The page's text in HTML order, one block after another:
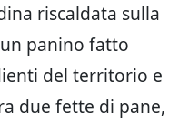
riscaldata sulla
panino fatto
del territorio e
due fette di pane,